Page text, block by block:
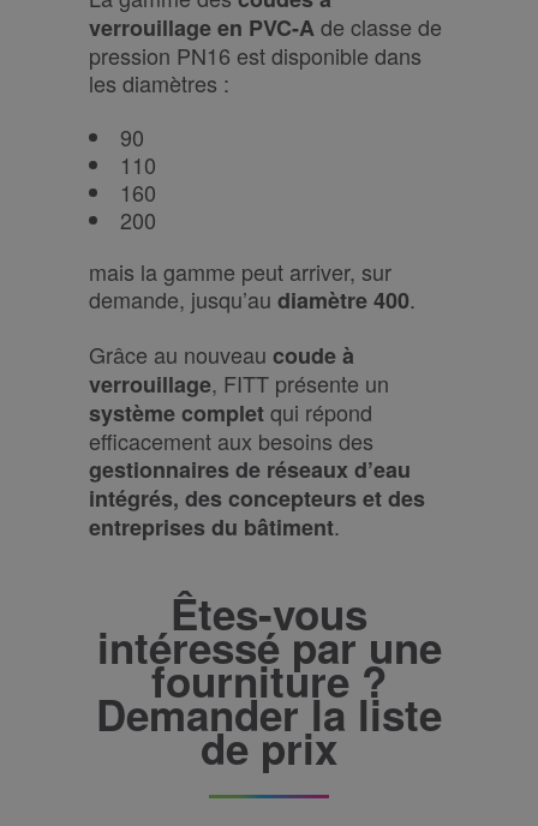
verrouillage en PVC-Ade classe de
pression PN16 est disponible dans
les diamètres :
90
110
160
200
mais la gamme peut arriver, sur
demande, jusqu’au diamètre 400.
Grâce au nouveau coude à
verrouillage, FITT présente un
système completqui répond
efficacement aux besoins des
gestionnaires de réseaux d’eau
intégrés, des concepteurs et des
entreprises du bâtiment.
Êtes-vous
intéressé par une
fourniture ?
Demander la liste
de prix